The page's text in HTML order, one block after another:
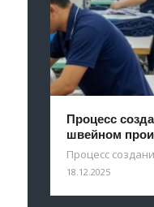
Процесс
швейном
Процесс
18.12.2025